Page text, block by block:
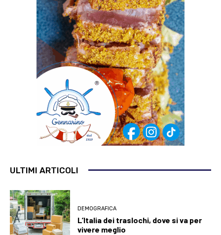
ULTIMI ARTICOLI
DEMOGRAFICA
L’Italia dei traslochi, dove si va per
vivere meglio